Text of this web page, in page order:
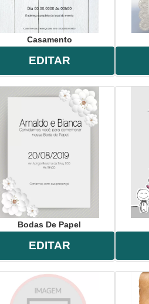
Casamento
EDITAR
Bodas De Papel
EDITAR